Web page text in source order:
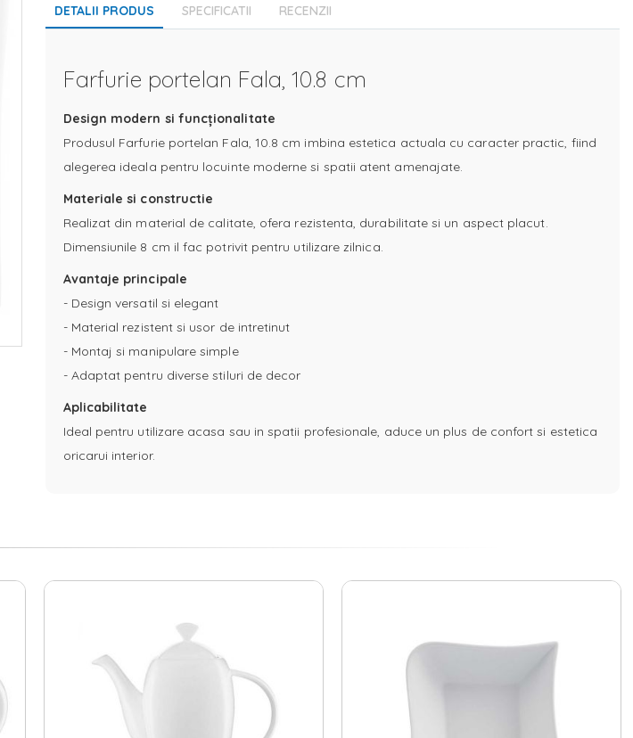
DETALII PRODUS
Farfurie portelan Fala, 10.8 cm
Design modern si funcționalitate
Produsul Farfurie portelan Fala, 10.8 cm imbina estetica actuala cu caracter practic, fiind
alegerea ideala pentru locuinte moderne si spatii atent amenajate.
Materiale si constructie
Realizat din material de calitate, ofera rezistenta, durabilitate si un aspect placut.
Dimensiunile 8 cm il fac potrivit pentru utilizare zilnica.
Avantaje principale
- Design versatil si elegant
- Material rezistent si usor de intretinut
- Montaj si manipulare simple
- Adaptat pentru diverse stiluri de decor
Aplicabilitate
Ideal pentru utilizare acasa sau in spatii profesionale, aduce un plus de confort si estetica
oricarui interior.
SPECIFICATII RECENZII